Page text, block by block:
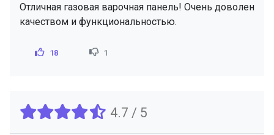
Отличная газовая варочная панель! Очень доволен
качеством и функциональностью.
18 1
4.7 / 5